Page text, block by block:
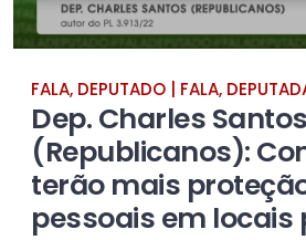
FALA, DEPUTADO | FALA,
Dep. Charles Santos
(Republicanos):
terão mais
pessoais em locais